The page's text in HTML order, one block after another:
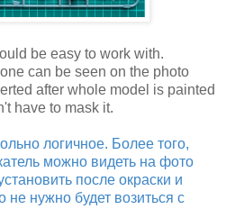
be easy to work with.
can be seen on the photo
after whole model is painted
have to mask it.
логичное. Более того,
можно видеть на фото
после окраски и
не нужно будет возиться с